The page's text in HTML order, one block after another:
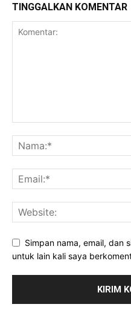
TINGGALKAN KOMENTAR
Simpan nama, email, dan
untuk lain kali saya